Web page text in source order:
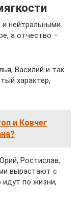
нейтральными.
а отчество –
Василий и так
характер,
и Ковчег
Ростислав,
вырастают с
идут по жизни,